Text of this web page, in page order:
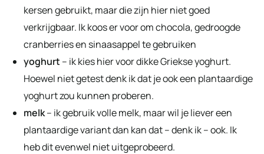
kersen gebruikt, maar die zijn hier niet goed
verkrijgbaar. Ik koos er voor om chocola, gedroogde
cranberries en sinaasappel te gebruiken
yoghurt – ik kies hier voor dikke Griekse yoghurt.
Hoewel niet getest denk ik dat je ook een plantaardige
yoghurt zou kunnen proberen.
melk– ik gebruik volle melk, maar wil je liever een
plantaardige variant dan kan dat – denk ik – ook. Ik
heb dit evenwel niet uitgeprobeerd.